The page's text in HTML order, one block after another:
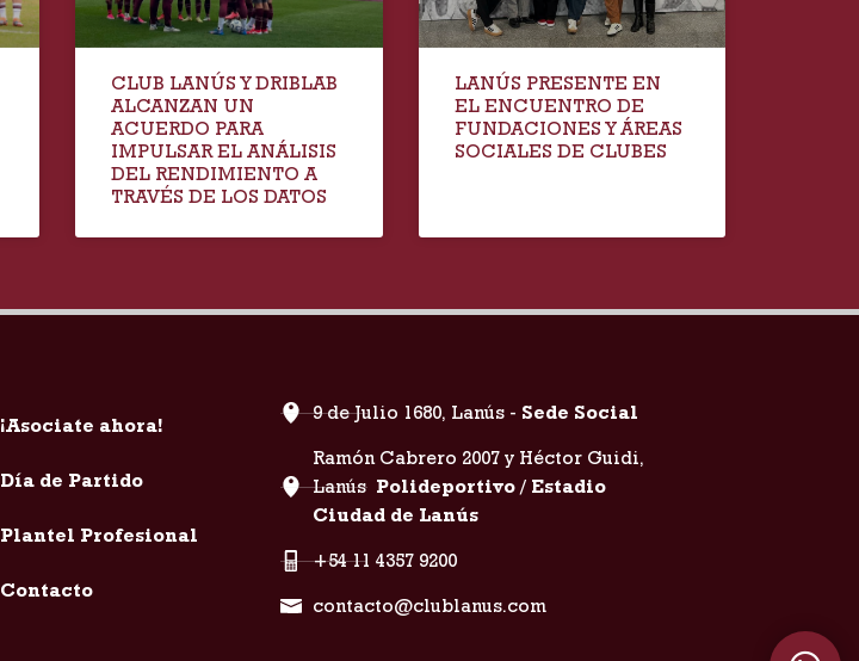
CLUB LANÚS Y DRIBLAB
ALCANZAN UN
ACUERDO PARA
IMPULSAR EL ANÁLISIS
DEL RENDIMIENTO A
TRAVÉS DE LOS DATOS
LANÚS PRESENTE EN
EL ENCUENTRO DE
FUNDACIONES Y ÁREAS
SOCIALES DE CLUBES
¡Asociate ahora!
Día de Partido
Plantel Profesional
Contacto
9 de Julio 1680, Lanús - Sede Social
Ramón Cabrero 2007 y Héctor Guidi,
Lanús Polideportivo / Estadio
Ciudad de Lanús
+54 11 4357 9200
contacto@clublanus.com